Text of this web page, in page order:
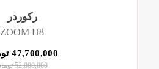
رکوردر
ZOOM H8
47,700,000 تومان
52,000,000 تومان